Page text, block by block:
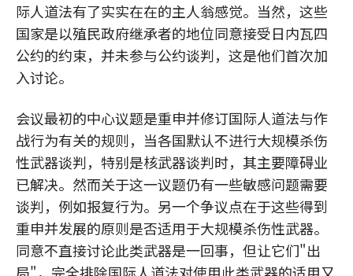
际人道法有了实实在在的主人翁感觉。当然，这些
国家是以殖民政府继承者的地位同意接受日内瓦四
公约的约束，并未参与公约谈判，这是他们首次加
入讨论。
会议最初的中心议题是重申并修订国际人道法与作
战行为有关的规则，当各国默认不进行大规模杀伤
性武器谈判，特别是核武器谈判时，其主要障碍业
已解决。然而关于这一议题仍有一些敏感问题需要
谈判，例如报复行为。另一个争议点在于这些得到
重申并发展的原则是否适用于大规模杀伤性武器。
同意不直接讨论此类武器是一回事，但让它们"出